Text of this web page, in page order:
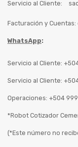
Servicio al Cliente:
Facturación y Cuentas:
WhatsApp:
Servicio al Cliente:
Servicio al Cliente:
Operaciones: +504
*Robot Cotizador
(*Este número no